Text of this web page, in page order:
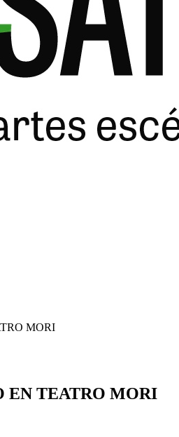
MORI
EN TEATRO MORI